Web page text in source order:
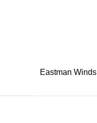
Eastman Winds